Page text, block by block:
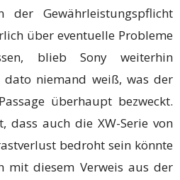
der Gewährleistungspflicht
über eventuelle Probleme
blieb Sony weiterhin
dato niemand weiß, was der
überhaupt bezweckt.
dass auch die XW-Serie von
bedroht sein könnte
mit diesem Verweis aus der